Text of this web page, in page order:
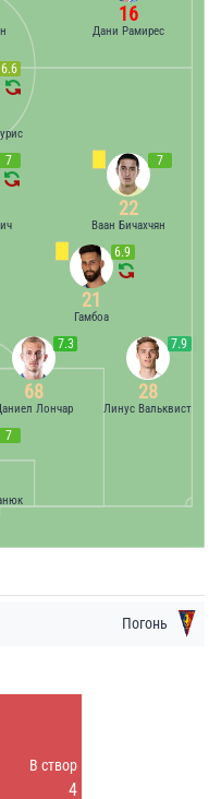
16
Дани Рамирес
7
7.3
68
Лончар
7.9
28
Линус Вальквист
6.9
21
Гамбоа
7 7
22
Ваан Бичахчян
6.6
Погонь
В створ
4